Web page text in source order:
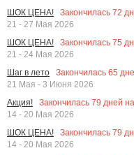
ШОК ЦЕНА!
Закончилась 72
21 - 27 Мая 2026
ШОК ЦЕНА!
Закончилась 75
21 - 24 Мая 2026
Шаг в лето
Закончилась 65
21 Мая - 3 Июня 2026
Акция!
Закончилась 79 дней
14 - 20 Мая 2026
ШОК ЦЕНА!
Закончилась 79
14 - 20 Мая 2026